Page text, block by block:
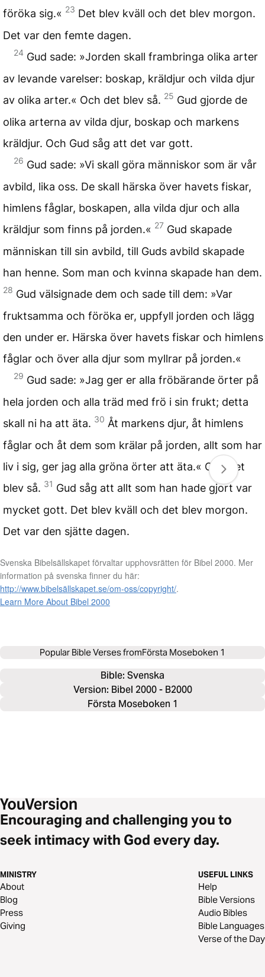
föröka sig.« 23 Det blev kväll och det blev morgon.
Det var den femte dagen.
24 Gud sade: »Jorden skall frambringa olika arter
av levande varelser: boskap, kräldjur och vilda djur
av olika arter.« Och det blev så. 25 Gud gjorde de
olika arterna av vilda djur, boskap och markens
kräldjur. Och Gud såg att det var gott.
26 Gud sade: »Vi skall göra människor som är vår
avbild, lika oss. De skall härska över havets fiskar,
himlens fåglar, boskapen, alla vilda djur och alla
kräldjur som finns på jorden.« 27 Gud skapade
människan till sin avbild, till Guds avbild skapade
han henne. Som man och kvinna skapade han dem.
28 Gud välsignade dem och sade till dem: »Var
fruktsamma och föröka er, uppfyll jorden och lägg
den under er. Härska över havets fiskar och himlens
fåglar och över alla djur som myllrar på jorden.«
29 Gud sade: »Jag ger er alla fröbärande örter på
hela jorden och alla träd med frö i sin frukt; detta
skall ni ha att äta. 30 Åt markens djur, åt himlens
fåglar och åt dem som krälar på jorden, allt som har
liv i sig, ger jag alla gröna örter att äta.« Och det
blev så. 31 Gud såg att allt som han hade gjort var
mycket gott. Det blev kväll och det blev morgon.
Det var den sjätte dagen.
Svenska Bibelsällskapet förvaltar upphovsrätten för Bibel 2000. Mer
information på svenska finner du här:
http://www.bibelsällskapet.se/om-oss/copyright/.
Learn More About Bibel 2000
Popular Bible Verses fromFörsta Moseboken 1
Bible: Svenska
Version: Bibel 2000 - B2000
Första Moseboken 1
Encouraging and challenging you to
seek intimacy with God every day.
MINISTRY
About
Blog
Press
Giving
USEFUL LINKS
Help
Bible Versions
Audio Bibles
Bible Languages
Verse of the Day